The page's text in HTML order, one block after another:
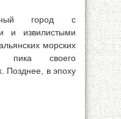
город с
и извилистыми
морских
пика своего
Позднее, в эпоху